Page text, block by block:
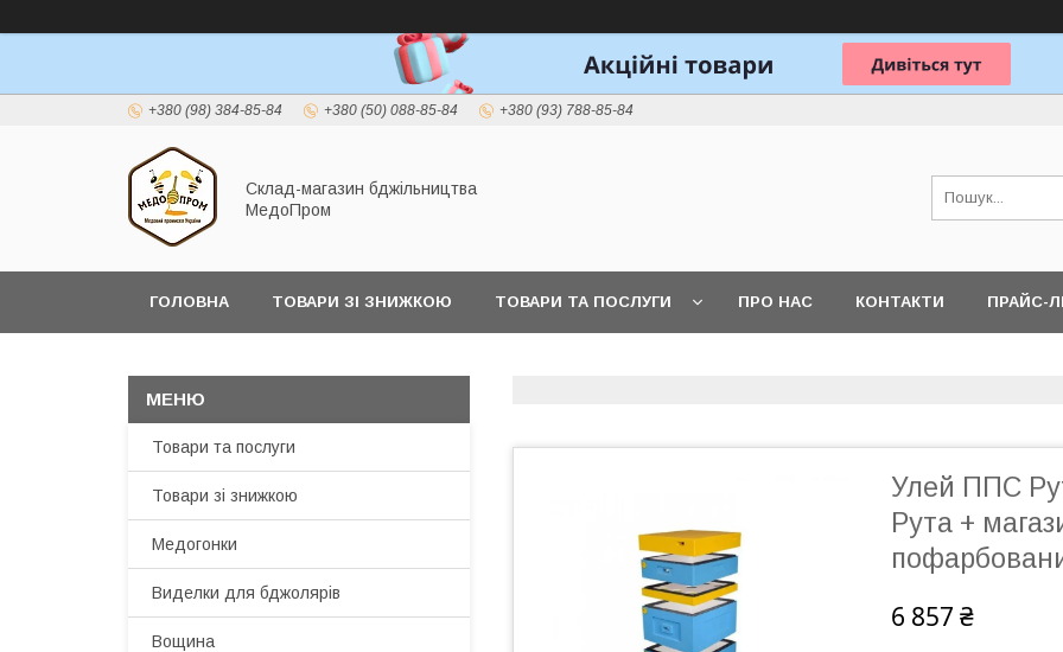
+380 (98) 384-85-84 +380 (50) 088-85-84 +380 (93) 788-85-84
Склад-магазин бджільництва
МедоПром
ГОЛОВНА ТОВАРИ ЗІ ЗНИЖКОЮ ТОВАРИ ТА ПОСЛУГИ ПРО НАС КОНТАКТИ ПРАЙС-
Улей ППС
Рута +
6 857 ₴
Товари та послуги
Товари зі знижкою
Медогонки
Виделки для бджолярів
Вощина